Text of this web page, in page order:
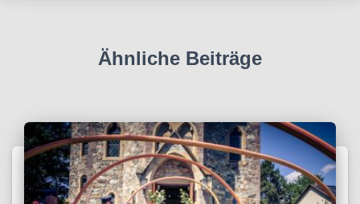
Ähnliche Beiträge